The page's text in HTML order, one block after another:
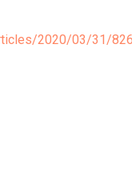
2020/03/31/